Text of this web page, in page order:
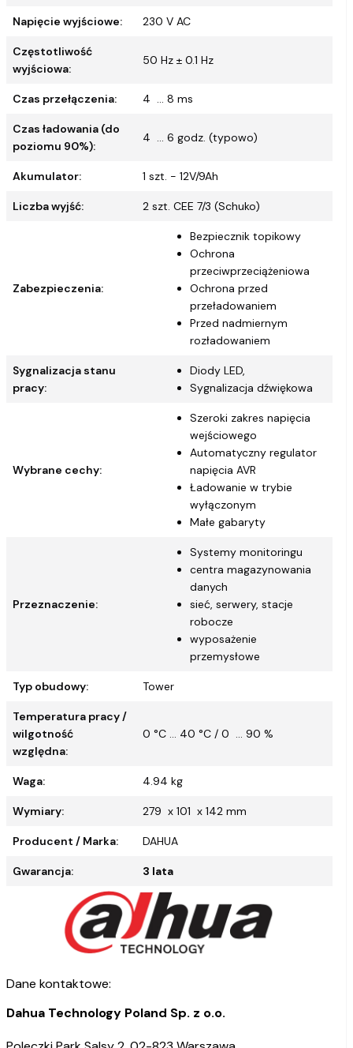
Napięcie wyjściowe: 230 V AC
Częstotliwość
wyjściowa:
50 Hz ± 0.1 Hz
Czas przełączenia: 4 ... 8 ms
Czas ładowania (do
poziomu 90%):
4 ... 6 godz. (typowo)
Akumulator: 1 szt. - 12V/9Ah
Liczba wyjść: 2 szt. CEE 7/3 (Schuko)
Zabezpieczenia:
Bezpiecznik topikowy
Ochrona
przeciwprzeciążeniowa
Ochrona przed
przeładowaniem
Przed nadmiernym
rozładowaniem
Sygnalizacja stanu
pracy:
Diody LED,
Sygnalizacja dźwiękowa
Wybrane cechy:
Szeroki zakres napięcia
wejściowego
Automatyczny regulator
napięcia AVR
Ładowanie w trybie
wyłączonym
Małe gabaryty
Przeznaczenie:
Systemy monitoringu
centra magazynowania
danych
sieć, serwery, stacje
robocze
wyposażenie
przemysłowe
Typ obudowy: Tower
Temperatura pracy /
wilgotność
względna:
0 °C ... 40 °C / 0 ... 90 %
Waga: 4.94 kg
Wymiary: 279 x 101 x 142 mm
Producent / Marka: DAHUA
Gwarancja: 3 lata
Dane kontaktowe:
Dahua Technology Poland Sp. z o.o.